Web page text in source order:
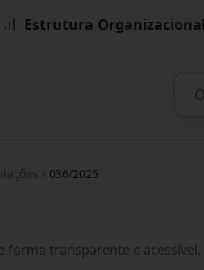
Estrutura Organizacional
036/2025
forma transparente e acessível.